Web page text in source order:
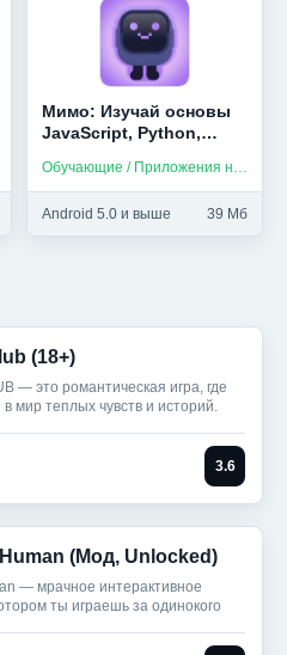
Мимо: Изучай основы
JavaScript, Python,
Unlocked)
Обучающие / Приложения на русском
Android 5.0 и выше 39 Мб
(18+)
— это романтическая игра, где
мир теплых чувств и историй.
3.6
(Мод, Unlocked)
— мрачное интерактивное
ты играешь за одинокого